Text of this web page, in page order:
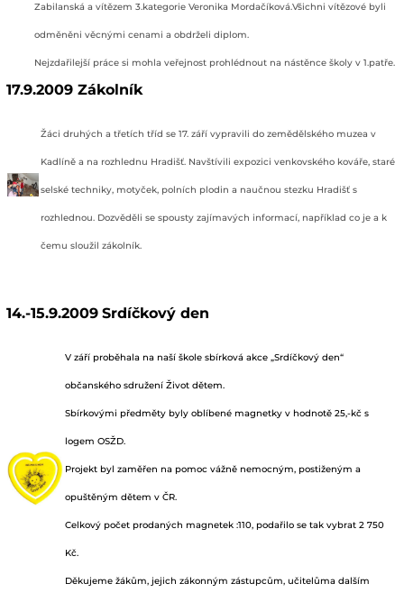
Zabilanská a vítězem 3.kategorie Veronika Mordačíková.Všichni vítězové byli
odměněni věcnými cenami a obdrželi diplom.
Nejzdařilejší práce si mohla veřejnost prohlédnout na nástěnce školy v 1.patře.
17.9.2009 Zákolník
Žáci druhých a třetích tříd se 17. září vypravili do zemědělského muzea v
Kadlíně a na rozhlednu Hradišť. Navštívili expozici venkovského kováře, staré
selské techniky, motyček, polních plodin a naučnou stezku Hradišť s
rozhlednou. Dozvěděli se spousty zajímavých informací, například co je a k
čemu sloužil zákolník.
14.-15.9.2009 Srdíčkový den
V září proběhala na naší škole sbírková akce „Srdíčkový den“
občanského sdružení Život dětem.
Sbírkovými předměty byly oblíbené magnetky v hodnotě 25,-kč s
logem OSŽD.
Projekt byl zaměřen na pomoc vážně nemocným, postiženým a
opuštěným dětem v ČR.
Celkový počet prodaných magnetek :110, podařilo se tak vybrat 2 750
Kč.
Děkujeme žákům, jejich zákonným zástupcům, učitelůma dalším